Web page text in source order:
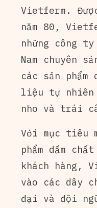
Vietferm.
năm 80,
những công
Nam chuyên
các sản phẩm
liệu tự nhiên
nho và trái
Với mục tiêu
phẩm dấm
khách hàng,
vào các dây
đại và đội